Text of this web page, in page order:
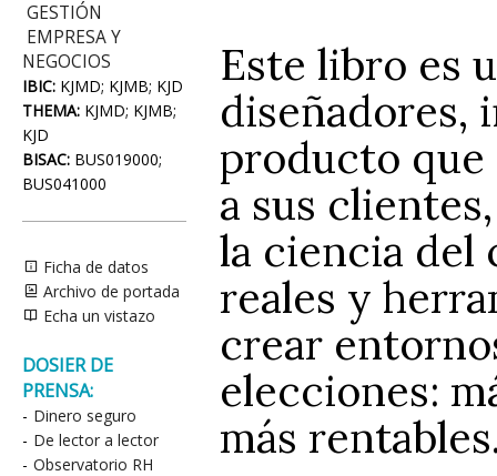
GESTIÓN
EMPRESA Y
NEGOCIOS
IBIC: KJMD; KJMB; KJD
THEMA: KJMD; KJMB;
KJD
BISAC: BUS019000;
BUS041000
Ficha de datos
Archivo de portada
Echa un vistazo
DOSIER DE
PRENSA:
- Dinero seguro
- De lector a lector
- Observatorio RH
Este libro es
diseñadores,
producto
a sus
la ciencia del
reales y
crear
elecciones:
más